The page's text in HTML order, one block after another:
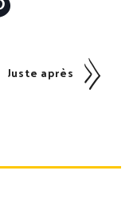
Juste après